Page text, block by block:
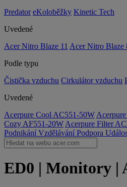
Predator eKoloběžky Kinetic Tech
Uvedené
Acer Nitro Blaze 11 Acer Nitro Blaze
Podle typu
Čistička vzduchu Cirkulátor vzduchu
Uvedené
Acerpure Cool AC551-50W
Cozy AF551-20W Acerpure Filter
Podnikání Vzdělávání Podpora
ED0 | Monitory |